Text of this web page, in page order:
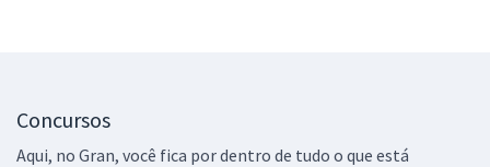
Concursos
Aqui, no Gran, você fica por dentro de tudo o que está